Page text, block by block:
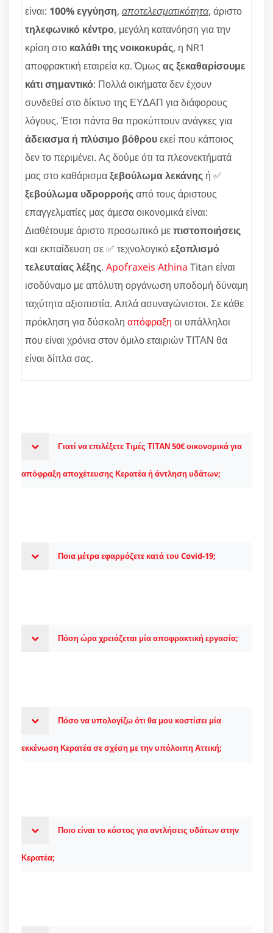
είναι: 100% εγγύηση, αποτελεσματικότητα, άριστο
τηλεφωνικό κέντρο, μεγάλη κατανόηση για την
κρίση στο καλάθι της νοικοκυράς, η NR1
αποφρακτική εταιρεία κα. Όμως ας ξεκαθαρίσουμε
κάτι σημαντικό: Πολλά οικήματα δεν έχουν
συνδεθεί στο δίκτυο της ΕΥΔΑΠ για διάφορους
λόγους. Έτσι πάντα θα προκύπτουν ανάγκες για
άδειασμα ή πλύσιμο βόθρουεκεί που κάποιος
δεν το περιμένει. Ας δούμε ότι τα πλεονεκτήματά
μας στο καθάρισμαξεβούλωμα λεκάνης ή ✅
ξεβούλωμα υδρορροήςαπό τους άριστους
επαγγελματίες μας άμεσα οικονομικά είναι:
Διαθέτουμε άριστο προσωπικό μεπιστοποιήσεις
και εκπαίδευση σε ✅ τεχνολογικόεξοπλισμό
τελευταίας λέξης. Apofraxeis Athina Titan είναι
ισοδύναμο με απόλυτη οργάνωση υποδομή δύναμη
ταχύτητα αξιοπιστία. Απλά ασυναγώνιστοι. Σε κάθε
πρόκληση για δύσκολη απόφραξη οι υπάλληλοι
που είναι χρόνια στον όμιλο εταιριών ΤΙΤΑΝ θα
είναι δίπλα σας.
Γιατί να επιλέξετε Τιμές ΤΙΤΑΝ 50€ οικονομικά για
απόφραξη αποχέτευσης Κερατέα ή άντληση υδάτων;
Ποια μέτρα εφαρμόζετε κατά του Covid-19;
Πόση ώρα χρειάζεται μία αποφρακτική εργασία;
Πόσο να υπολογίζω ότι θα μου κοστίσει μία
εκκένωση Κερατέα σε σχέση με την υπόλοιπη Αττική;
Ποιο είναι το κόστος για αντλήσεις υδάτων στην
Κερατέα;